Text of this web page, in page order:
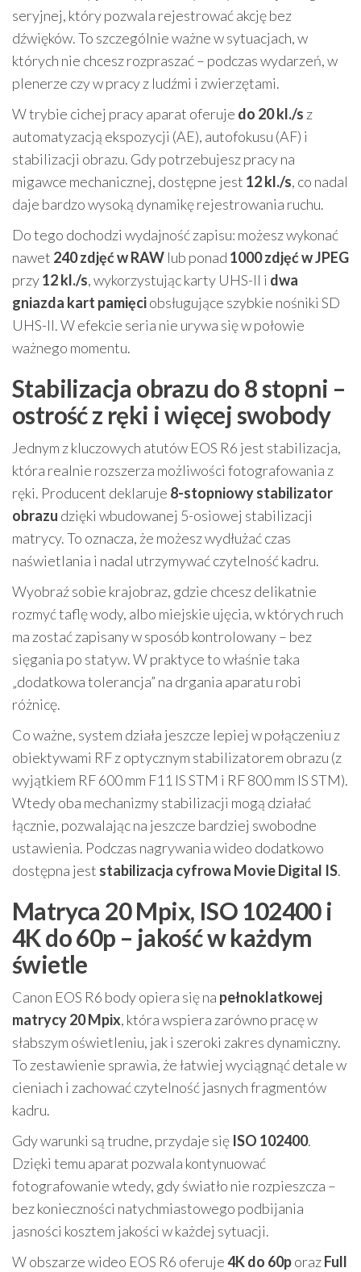
seryjnej, który pozwala rejestrować akcję bez
dźwięków. To szczególnie ważne w sytuacjach, w
których nie chcesz rozpraszać – podczas wydarzeń, w
plenerze czy w pracy z ludźmi i zwierzętami.
W trybie cichej pracy aparat oferuje do 20 kl./sz
automatyzacją ekspozycji (AE), autofokusu (AF) i
stabilizacji obrazu. Gdy potrzebujesz pracy na
migawce mechanicznej, dostępne jest 12 kl./s, co nadal
daje bardzo wysoką dynamikę rejestrowania ruchu.
Do tego dochodzi wydajność zapisu: możesz wykonać
nawet 240 zdjęć w RAW lub ponad 1000 zdjęć w JPEG
przy12 kl./s, wykorzystując karty UHS-II i dwa
gniazda kart pamięciobsługujące szybkie nośniki SD
UHS-II. W efekcie seria nie urywa się w połowie
ważnego momentu.
Stabilizacja obrazu do 8 stopni –
ostrość z ręki i więcej swobody
Jednym z kluczowych atutów EOS R6 jest stabilizacja,
która realnie rozszerza możliwości fotografowania z
ręki. Producent deklaruje 8-stopniowy stabilizator
obrazu dzięki wbudowanej 5-osiowej stabilizacji
matrycy. To oznacza, że możesz wydłużać czas
naświetlania i nadal utrzymywać czytelność kadru.
Wyobraź sobie krajobraz, gdzie chcesz delikatnie
rozmyć taflę wody, albo miejskie ujęcia, w których ruch
ma zostać zapisany w sposób kontrolowany – bez
sięgania po statyw. W praktyce to właśnie taka
„dodatkowa tolerancja” na drgania aparatu robi
różnicę.
Co ważne, system działa jeszcze lepiej w połączeniu z
obiektywami RF z optycznym stabilizatorem obrazu (z
wyjątkiem RF 600 mm F11 IS STM i RF 800 mm IS STM).
Wtedy oba mechanizmy stabilizacji mogą działać
łącznie, pozwalając na jeszcze bardziej swobodne
ustawienia. Podczas nagrywania wideo dodatkowo
dostępna jest stabilizacja cyfrowa Movie Digital IS.
Matryca 20 Mpix, ISO 102400 i
4K do 60p – jakość w każdym
świetle
Canon EOS R6 body opiera się na pełnoklatkowej
matrycy 20 Mpix, która wspiera zarówno pracę w
słabszym oświetleniu, jak i szeroki zakres dynamiczny.
To zestawienie sprawia, że łatwiej wyciągnąć detale w
cieniach i zachować czytelność jasnych fragmentów
kadru.
Gdy warunki są trudne, przydaje się ISO 102400.
Dzięki temu aparat pozwala kontynuować
fotografowanie wtedy, gdy światło nie rozpieszcza –
bez konieczności natychmiastowego podbijania
jasności kosztem jakości w każdej sytuacji.
W obszarze wideo EOS R6 oferuje4K do 60porazFull